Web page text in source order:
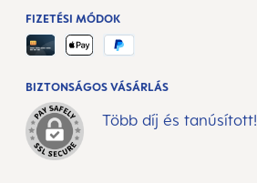
BIZTONSÁGOS VÁSÁRLÁS
Több díj és tanúsított!
FIZETÉSI MÓDOK